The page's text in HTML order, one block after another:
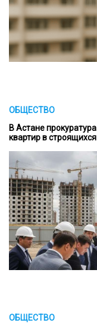
ОБЩЕСТВО
В Астане
квартир в
ОБЩЕСТВО